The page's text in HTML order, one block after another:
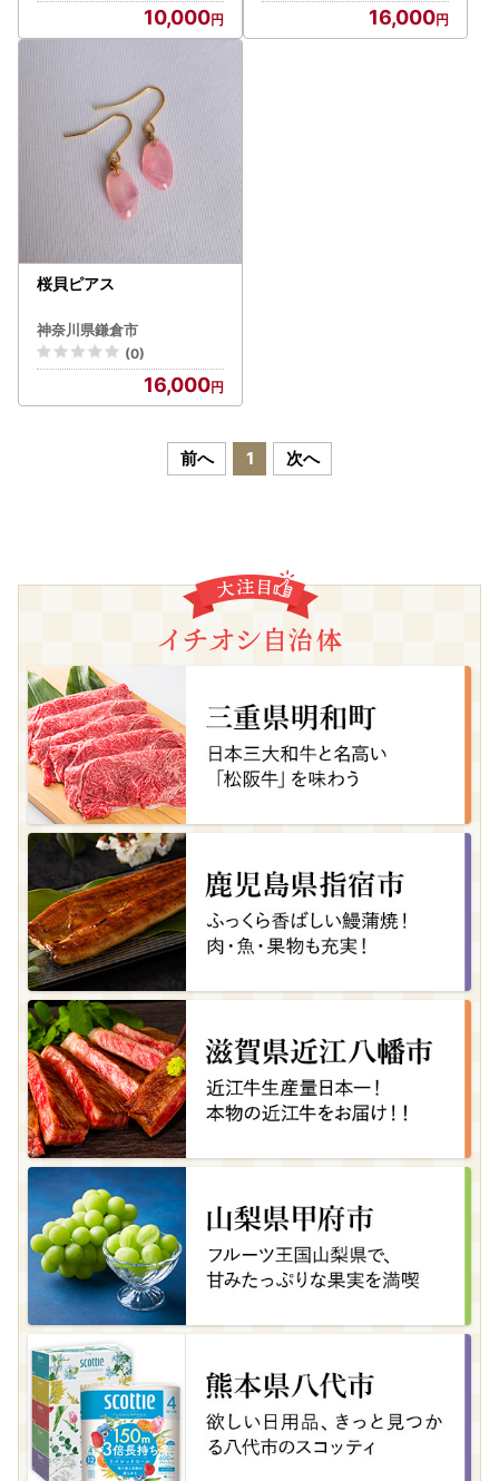
10,000 16,000
桜貝ピアス
神奈川県鎌倉市
(0)
16,000
前へ 1 次へ